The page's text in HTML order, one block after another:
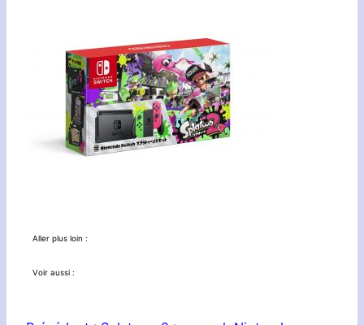
Aller plus loin :
Voir aussi :